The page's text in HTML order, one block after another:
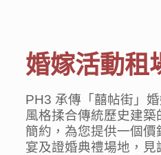
婚嫁活動租
PH3 承傳「囍帖街」
風格揉合傳統歷史建
簡約，為您提供一個
宴及證婚典禮場地，見